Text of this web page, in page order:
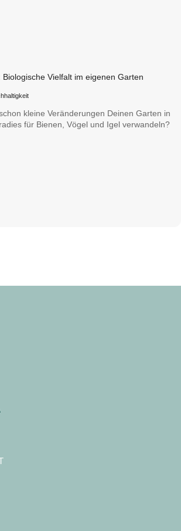
Vielfalt im eigenen Garten
kleine Veränderungen Deinen Garten in
für Bienen, Vögel und Igel verwandeln?